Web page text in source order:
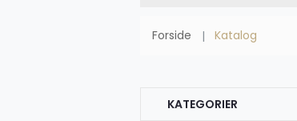
Forside Katalog
KATEGORIER